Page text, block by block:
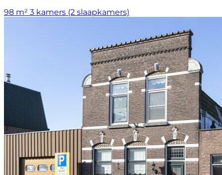
98 m² 3 kamers (2 slaapkamers)